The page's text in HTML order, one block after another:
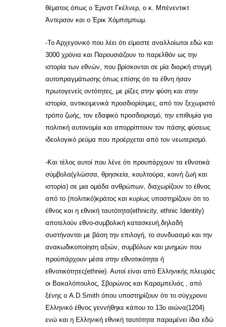
θέματος όπως ο Έρνστ Γκέλνερ, ο κ. Μπένεντικτ
Άντερσον και ο Έρικ Χόμπσμπωμ.
-Το Αρχεγονικό που λέει ότι είμαστε αναλλοίωτοι εδώ και
3000 χρόνια και Παρουσιάζουν το παρελθόν ως την
ιστορία των εθνών, που βρίσκονται σε μία διαρκή στιγμή
αυτοπραγμάτωσης όπως επίσης ότι τα έθνη ήσαν
πρωτογενείς οντότητες, με ρίζες στην φύση και στην
ιστορία, αντικειμενικά προσδιορίσιμες, από τον ξεχωριστό
τρόπο ζωής, τον εδαφικό προσδιορισμό, την επιθυμία για
πολιτική αυτονομία και απορρίπτουν τον πάσης φύσεως
ιδεολογικό ρεύμα που προέρχεται από τον νεωτερισμό.
-Και τέλος αυτοί που λένε ότι προυπάρχουν τα εθνοτικά
σύμβολα(γλώσσα, θρησκεία, κουλτούρα, κοινή ζωή και
ιστορία) σε μια ομάδα ανθρώπων, διαχωρίζουν το έθνος
από το (πολιτικό)κράτος και κυρίως υποστηρίζουν ότι το
έθνος και η εθνική ταυτότητα(ethnicity, ethnic Identity)
αποτελούν εθνο-συμβολική κατασκευή,δηλαδή
συστήνονται με βάση την επιλογή, το συνδυασμό και την
ανακωδικοποίηση αξιών, συμβόλων και μνημών που
προϋπάρχουν μέσα στην εθνοτικότητα ή
εθνοτικότητες(ethnie). Αυτοί είναι από Ελληνικής πλευράς
οι Βακαλόπουλος, Σβορώνος και Καραμπελιάς , από
ξένης ο A.D.Smith όπου υποστηρίζουν ότι το σύγχρονο
Ελληνικό έθνος γεννήθηκε κάπου το 13ο αιώνα(1204)
ενώ και η Ελληνική εθνική ταυτότητα παραμένει ίδια εδώ